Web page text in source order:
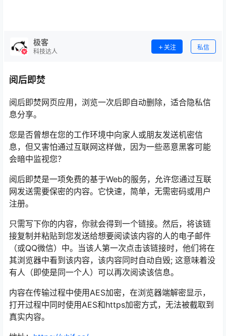
极客
科技达人
关注 私信
阅后即焚
阅后即焚网页应用，浏览一次后即自动删除，适合隐私信
息分享。
您是否曾想在您的工作环境中向家人或朋友发送机密信
息，但又害怕通过互联网这样做，因为一些恶意黑客可能
会暗中监视您？
阅后即焚是一项免费的基于Web的服务，允许您通过互联
网发送需要保密的内容。它快速，简单，无需密码或用户
注册。
只需写下你的内容，你就会得到一个链接。然后，将该链
接复制并粘贴到您发送给想要阅读该内容的人的电子邮件
（或QQ微信）中。当该人第一次点击该链接时，他们将在
其浏览器中看到该内容，该内容同时自动自毁; 这意味着没
有人（即使是同一个人）可以再次阅读该信息。
内容在传输过程中使用AES加密，在浏览器端解密显示，
打开过程中同时使用AES和https加密方式，无法被截取到
真实内容。